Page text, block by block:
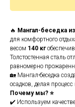
🔥 Мангал-беседка
для комфортного
весом 140 кг
Толстостенная сталь
равномерно
🏡 Мангал-беседка
осадков, делая
Почему мы? ⭐
✔️ Используем